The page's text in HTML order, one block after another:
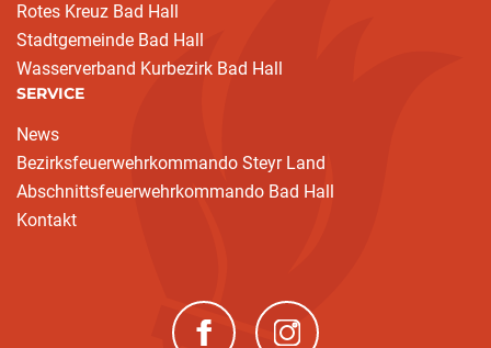
Rotes Kreuz Bad Hall
Stadtgemeinde Bad Hall
Wasserverband Kurbezirk Bad Hall
SERVICE
News
Bezirksfeuerwehrkommando Steyr Land
Abschnittsfeuerwehrkommando Bad Hall
Kontakt